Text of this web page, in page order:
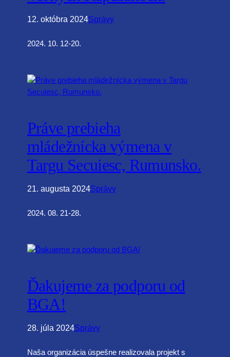
12. októbra 2024Správy
2024. 10. 12-20.
Práve prebieha
mládežnícka výmena v
Targu Secuiesc, Rumunsko.
21. augusta 2024Správy
2024. 08. 21-28.
Ďakujeme za podporu od
BGA!
28. júla 2024Správy
Naša organizácia úspešne realizovala projekt s